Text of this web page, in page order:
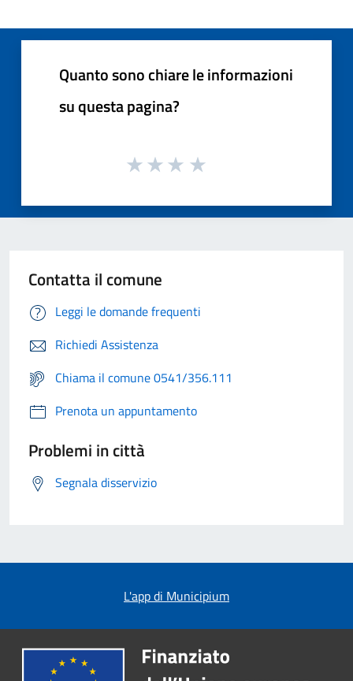
Quanto sono chiare le informazioni
su questa pagina?
Contatta il comune
Leggi le domande frequenti
Richiedi Assistenza
Chiama il comune 0541/356.111
Prenota un appuntamento
Problemi in città
Segnala disservizio
L'app di Municipium